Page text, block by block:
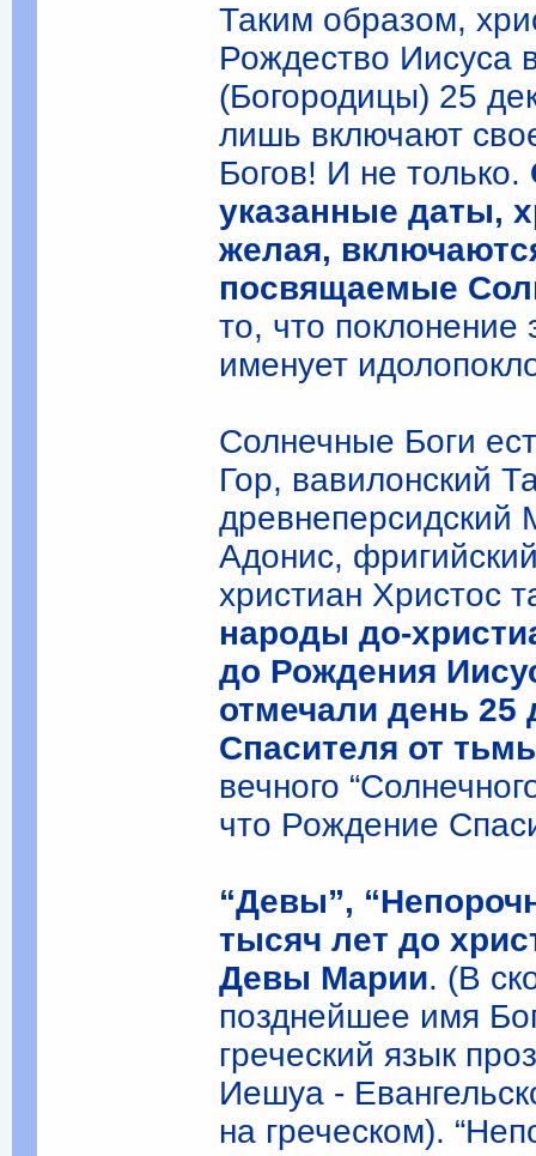
Таким образом,
Рождество Иисуса
(Богородицы) 25
лишь включают
Богов! И не только.
указанные даты,
желая,
посвящаемые
то, что
именует
Солнечные Боги
Гор, вавилонский
древнеперсидский
Адонис,
христиан Христос
народы до-
до Рождения
отмечали день 25
Спасителя от
вечного
что Рождение
“Девы”,
тысяч лет до
Девы Марии. (В
позднейшее имя
греческий язык
Иешуа -
на греческом).